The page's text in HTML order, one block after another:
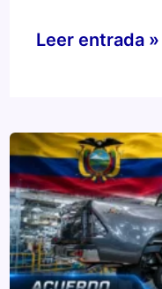
Producción
Julio
2026:
¿Qué
Cambió
en
Leer entrada »